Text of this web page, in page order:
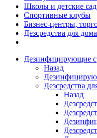
Школы и детские
Спортивные клубы
Бизнес-центры,
Дезсредства для дома
Дезинфицирующие
Назад
Дезсредства
Назад